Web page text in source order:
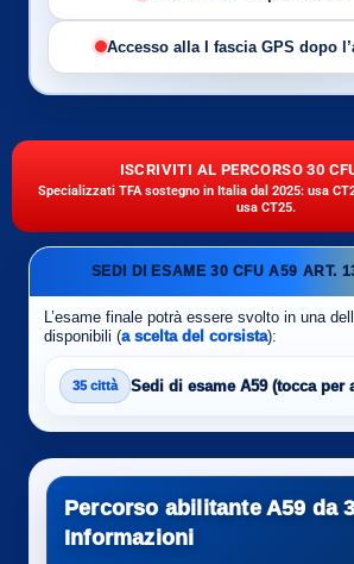
Accesso alla I fascia GPS dopo
ISCRIVITI AL PERCORSO 30
Specializzati TFA sostegno in Italia dal 2025: usa
usa CT25.
SEDI DI ESAME 30 CFU A59 ART.
L’esame finale potrà essere svolto in una
disponibili (a scelta del corsista):
35 città Sedi di esame A59 (tocca per
Percorso abilitante A59 da
Informazioni